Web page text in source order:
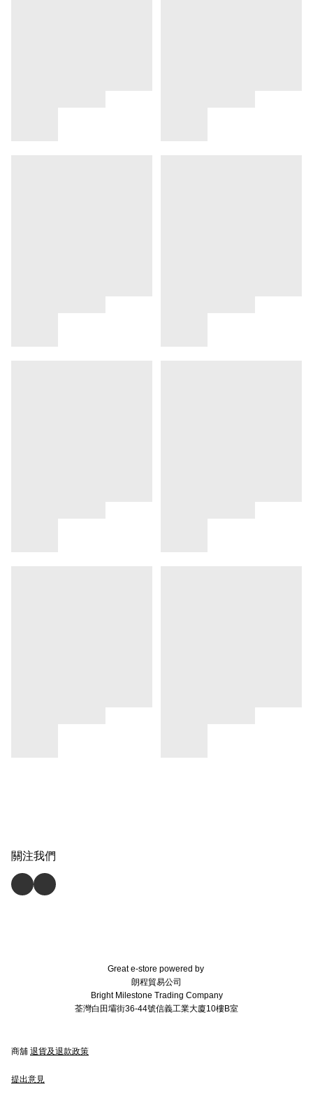
關注我們
Great e-store powered by
朗程貿易公司
Bright Milestone Trading Company
荃灣白田壩街36-44號信義工業大廈10樓B室
商舖 退貨及退款政策
提出意見